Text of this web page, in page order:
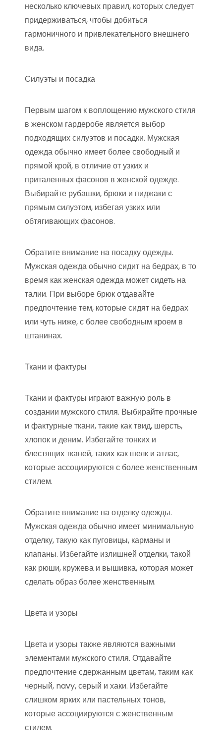
несколько ключевых правил, которых следует
придерживаться, чтобы добиться
гармоничного и привлекательного внешнего
вида.
Силуэты и посадка
Первым шагом к воплощению мужского стиля
в женском гардеробе является выбор
подходящих силуэтов и посадки. Мужская
одежда обычно имеет более свободный и
прямой крой, в отличие от узких и
приталенных фасонов в женской одежде.
Выбирайте рубашки, брюки и пиджаки с
прямым силуэтом, избегая узких или
обтягивающих фасонов.
Обратите внимание на посадку одежды.
Мужская одежда обычно сидит на бедрах, в то
время как женская одежда может сидеть на
талии. При выборе брюк отдавайте
предпочтение тем, которые сидят на бедрах
или чуть ниже, с более свободным кроем в
штанинах.
Ткани и фактуры
Ткани и фактуры играют важную роль в
создании мужского стиля. Выбирайте прочные
и фактурные ткани, такие как твид, шерсть,
хлопок и деним. Избегайте тонких и
блестящих тканей, таких как шелк и атлас,
которые ассоциируются с более женственным
стилем.
Обратите внимание на отделку одежды.
Мужская одежда обычно имеет минимальную
отделку, такую как пуговицы, карманы и
клапаны. Избегайте излишней отделки, такой
как рюши, кружева и вышивка, которая может
сделать образ более женственным.
Цвета и узоры
Цвета и узоры также являются важными
элементами мужского стиля. Отдавайте
предпочтение сдержанным цветам, таким как
черный, navy, серый и хаки. Избегайте
слишком ярких или пастельных тонов,
которые ассоциируются с женственным
стилем.